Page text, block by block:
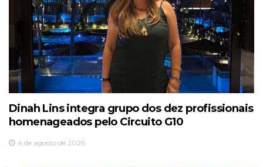
Dinah Lins integra grupo dos dez profissionais
homenageados pelo Circuito G10
4 de agosto de 2026